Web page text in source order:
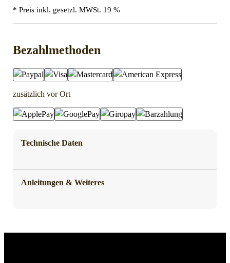
* Preis inkl. gesetzl. MWSt. 19 %
Bezahlmethoden
zusätzlich vor Ort
Technische Daten
Anleitungen & Weiteres